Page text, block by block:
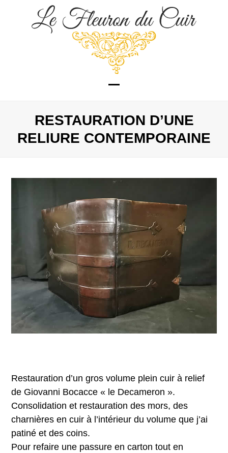
mobile
menu
mobile
menu
RESTAURATION D’UNE
RELIURE CONTEMPORAINE
Restauration d’un gros volume plein cuir à relief
de Giovanni Bocacce « le Decameron ».
Consolidation et restauration des mors, des
charnières en cuir à l’intérieur du volume que j’ai
patiné et des coins.
Pour refaire une passure en carton tout en